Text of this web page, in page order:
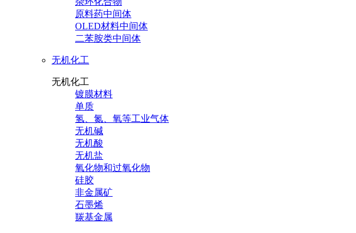
原料药中间体
OLED材料中间体
二苯胺类中间体
无机化工
无机化工
镀膜材料
单质
氢、氮、氧等工业气体
无机碱
无机酸
无机盐
氧化物和过氧化物
硅胶
非金属矿
石墨烯
羰基金属